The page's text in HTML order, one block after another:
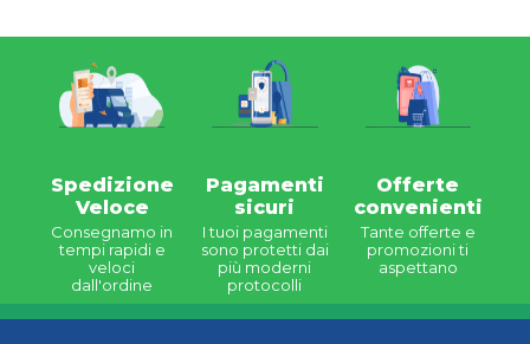
Spedizione
Veloce
Consegnamo in
tempi rapidi e
veloci
dall'ordine
Pagamenti
sicuri
I tuoi pagamenti
sono protetti dai
più moderni
protocolli
Offerte
convenienti
Tante offerte e
promozioni ti
aspettano